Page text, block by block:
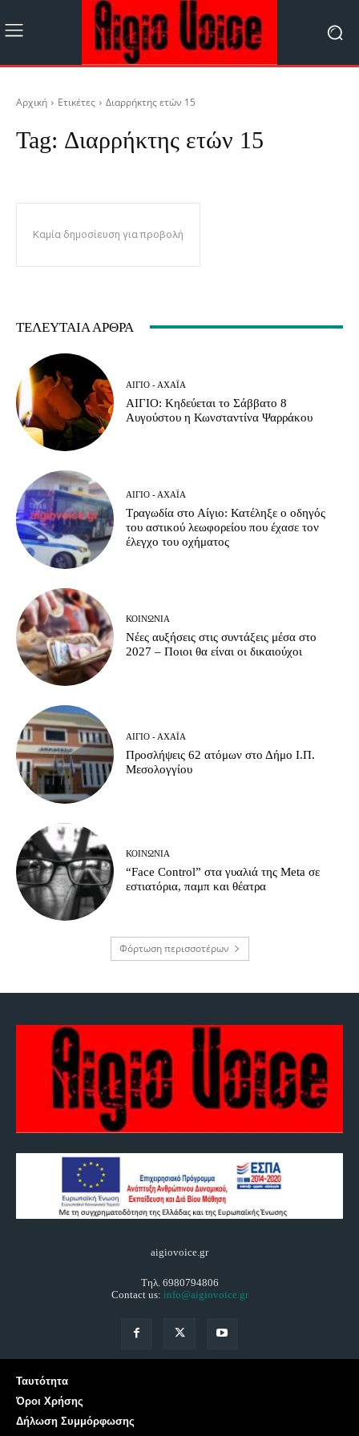
Αρχική Ετικέτες Διαρρήκτης ετών 15
Tag: Διαρρήκτης ετών 15
Καμία δημοσίευση για προβολή
ΤΕΛΕΥΤΑΊΑ ΆΡΘΡΑ
ΑΊΓΙΟ - ΑΧΑΪ́Α
ΑΙΓΙΟ: Κηδεύεται το Σάββατο 8
Αυγούστου η Κωνσταντίνα Ψαρράκου
ΑΊΓΙΟ - ΑΧΑΪ́Α
Τραγωδία στο Αίγιο: Κατέληξε ο οδηγός
του αστικού λεωφορείου που έχασε τον
έλεγχο του οχήματος
ΚΟΙΝΩΝΊΑ
Νέες αυξήσεις στις συντάξεις μέσα στο
2027 – Ποιοι θα είναι οι δικαιούχοι
ΑΊΓΙΟ - ΑΧΑΪ́Α
Προσλήψεις 62 ατόμων στο Δήμο Ι.Π.
Μεσολογγίου
ΚΟΙΝΩΝΊΑ
“Face Control” στα γυαλιά της Meta σε
εστιατόρια, παμπ και θέατρα
Φόρτωση περισσοτέρων
aigiovoice.gr
Τηλ. 6980794806
Contact us: info@aigiovoice.gr
Ταυτότητα
Όροι Χρήσης
Δήλωση Συμμόρφωσης